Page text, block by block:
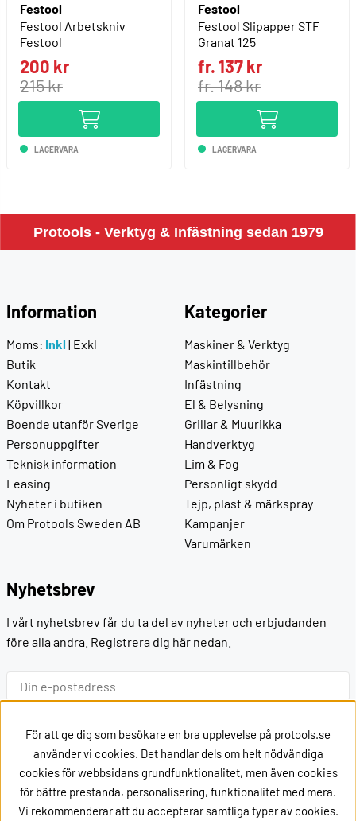
Festool
Festool Arbetskniv
Festool
200 kr
215 kr
LAGERVARA
Festool
Festool Slipapper STF
Granat 125
fr. 137 kr
fr. 148 kr
LAGERVARA
Protools - Verktyg & Infästning sedan 1979
Information
Moms: Inkl | Exkl
Butik
Kontakt
Köpvillkor
Boende utanför Sverige
Personuppgifter
Teknisk information
Leasing
Nyheter i butiken
Om Protools Sweden AB
Kategorier
Maskiner & Verktyg
Maskintillbehör
Infästning
El & Belysning
Grillar & Muurikka
Handverktyg
Lim & Fog
Personligt skydd
Tejp, plast & märkspray
Kampanjer
Varumärken
Nyhetsbrev
I vårt nyhetsbrev får du ta del av nyheter och erbjudanden
före alla andra. Registrera dig här nedan.
Ok
Kontakt
För att ge dig som besökare en bra upplevelse på protools.se
använder vi cookies. Det handlar dels om helt nödvändiga
cookies för webbsidans grundfunktionalitet, men även cookies
för bättre prestanda, personalisering, funktionalitet med mera.
Vi rekommenderar att du accepterar samtliga typer av cookies.